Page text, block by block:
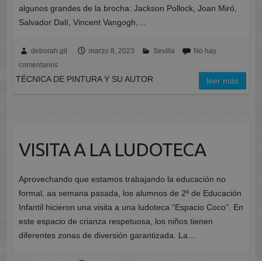
algunos grandes de la brocha: Jackson Pollock, Joan Miró,
Salvador Dalí, Vincent Vangogh,…
deborah.gil marzo 8, 2023 Sevilla
No hay
comentarios
TÉCNICA DE PINTURA Y SU AUTOR leer más
VISITA A LA LUDOTECA
Aprovechando que estamos trabajando la educación no
formal, aa semana pasada, los alumnos de 2º de Educación
Infantil hicieron una visita a una ludoteca “Espacio Coco”. En
este espacio de crianza respetuosa, los niños tienen
diferentes zonas de diversión garantizada. La…